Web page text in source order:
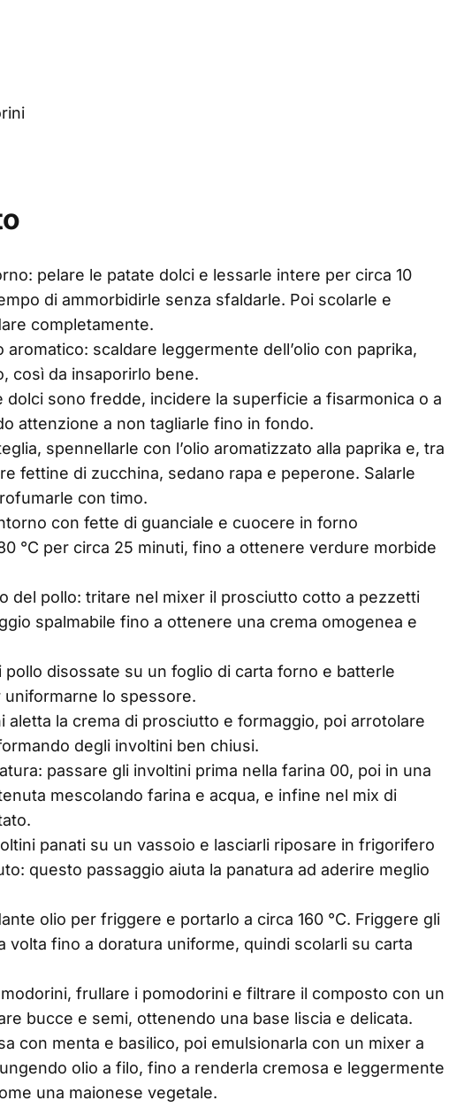
pelare le patate dolci e lessarle intere per circa 10
di ammorbidirle senza sfaldarle. Poi scolarle e
completamente.
aromatico: scaldare leggermente dell’olio con paprika,
così da insaporirlo bene.
dolci sono fredde, incidere la superficie a fisarmonica o a
attenzione a non tagliarle fino in fondo.
spennellarle con l’olio aromatizzato alla paprika e, tra
fettine di zucchina, sedano rapa e peperone. Salarle
con timo.
con fette di guanciale e cuocere in forno
°C per circa 25 minuti, fino a ottenere verdure morbide
del pollo: tritare nel mixer il prosciutto cotto a pezzetti
spalmabile fino a ottenere una crema omogenea e
pollo disossate su un foglio di carta forno e batterle
lo spessore.
aletta la crema di prosciutto e formaggio, poi arrotolare
degli involtini ben chiusi.
passare gli involtini prima nella farina 00, poi in una
mescolando farina e acqua, e infine nel mix di
panati su un vassoio e lasciarli riposare in frigorifero
questo passaggio aiuta la panatura ad aderire meglio
olio per friggere e portarlo a circa 160 °C. Friggere gli
volta fino a doratura uniforme, quindi scolarli su carta
frullare i pomodorini e filtrare il composto con un
bucce e semi, ottenendo una base liscia e delicata.
con menta e basilico, poi emulsionarla con un mixer a
olio a filo, fino a renderla cremosa e leggermente
una maionese vegetale.